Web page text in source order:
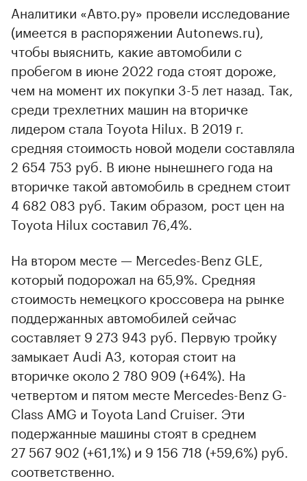
Аналитики «Авто.ру» провели исследование
(имеется в распоряжении Autonews.ru),
чтобы выяснить, какие автомобили с
пробегом в июне 2022 года стоят дороже,
чем на момент их покупки 3-5 лет назад. Так,
среди трехлетних машин на вторичке
лидером стала Toyota Hilux. В 2019 г.
средняя стоимость новой модели составляла
2 654 753 руб. В июне нынешнего года на
вторичке такой автомобиль в среднем стоит
4 682 083 руб. Таким образом, рост цен на
Toyota Hilux составил 76,4%.
На втором месте — Mercedes-Benz GLE,
который подорожал на 65,9%. Средняя
стоимость немецкого кроссовера на рынке
поддержанных автомобилей сейчас
составляет 9 273 943 руб. Первую тройку
замыкает Audi A3, которая стоит на
вторичке около 2 780 909 (+64%). На
четвертом и пятом месте Mercedes-Benz G-
Class AMG и Toyota Land Cruiser. Эти
подержанные машины стоят в среднем
27 567 902 (+61,1%) и 9 156 718 (+59,6%) руб.
соответственно.